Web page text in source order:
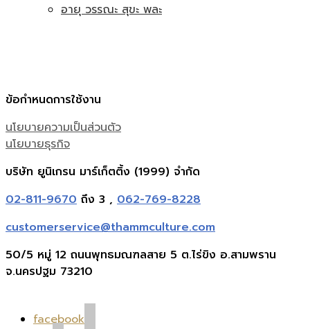
อายุ วรรณะ สุขะ พละ
ข้อกำหนดการใช้งาน
นโยบายความเป็นส่วนตัว
นโยบายธุรกิจ
บริษัท ยูนิเกรน มาร์เก็ตติ้ง (1999) จำกัด
02-811-9670 ถึง 3 , 062-769-8228
customerservice@thammculture.com
50/5 หมู่ 12 ถนนพุทธมณฑลสาย 5 ต.ไร่ขิง อ.สามพราน
จ.นครปฐม 73210
facebook